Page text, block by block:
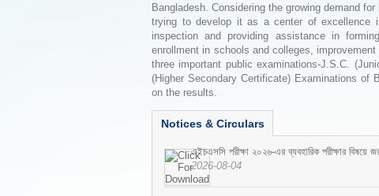
Bangladesh. Considering the growing demand
trying to develop it as a center of excellence
inspection and providing assistance in
enrollment in schools and colleges,
three important public examinations-J.S.C.
(Higher Secondary Certificate) Examinations
on the results.
Notices & Circulars
এইচএসসি পরীক্ষা ২০২৬-এর ব্যবহারিক পরীক্ষার বিষয়ে
2026-08-04